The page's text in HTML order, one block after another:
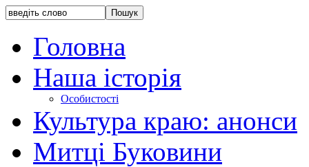
Головна
Наша історія
Особистості
Культура краю: анонси
Митці Буковини